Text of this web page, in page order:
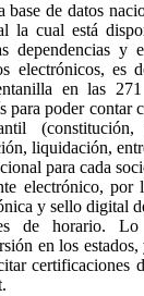
base de datos
la cual está
dependencias y
electrónicos, es
en las
para poder contar
liquidación,
para cada
electrónico, por
y sello digital
de horario.
en los
certificaciones